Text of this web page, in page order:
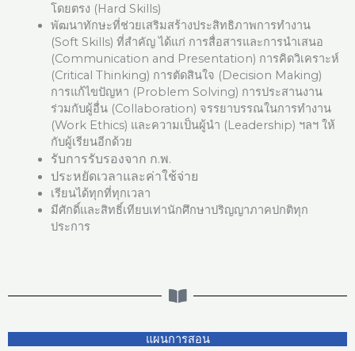
โดยตรง (Hard Skills)
พัฒนาทักษะที่ช่วยเสริมสร้างประสิทธิภาพการทำงาน
(Soft Skills) ที่สำคัญ ได้แก่ การสื่อสารและการนำเสนอ
(Communication and Presentation) การคิดวิเคราะห์
(Critical Thinking) การตัดสินใจ (Decision Making)
การแก้ไขปัญหา (Problem Solving) การประสานงาน
ร่วมกับผู้อื่น (Collaboration) จรรยาบรรณในการทำงาน
(Work Ethics) และความเป็นผู้นำ (Leadership) ฯลฯ ให้
กับผู้เรียนอีกด้วย
รับการรับรองจาก ก.พ.
ประหยัดเวลาและค่าใช้จ่าย
เรียนได้ทุกที่ทุกเวลา
มีศักดิ์และสิทธิ์เทียบเท่านักศึกษาปริญญาภาคปกติทุก
ประการ
แผนการสอน